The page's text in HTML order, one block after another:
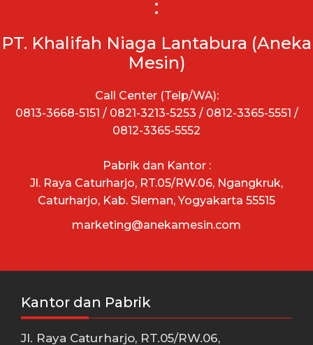
:
PT. Khalifah Niaga Lantabura (Aneka
Mesin)
Call Center (Telp/WA):
0813-3668-5151 / 0821-3213-5253 / 0812-3365-5551 /
0812-3365-5552
Pabrik dan Kantor :
Jl. Raya Caturharjo, RT.05/RW.06, Ngangkruk,
Caturharjo, Kab. Sleman, Yogyakarta 55515
marketing@anekamesin.com
Kantor dan Pabrik
Jl. Raya Caturharjo, RT.05/RW.06,